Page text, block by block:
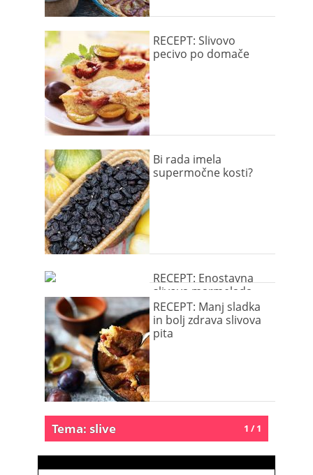
RECEPT: Slivovo
pecivo po domače
Bi rada imela
supermočne kosti?
RECEPT: Enostavna
slivova marmelada
RECEPT: Manj sladka
in bolj zdrava slivova
pita
1 / 1
Tema: slive